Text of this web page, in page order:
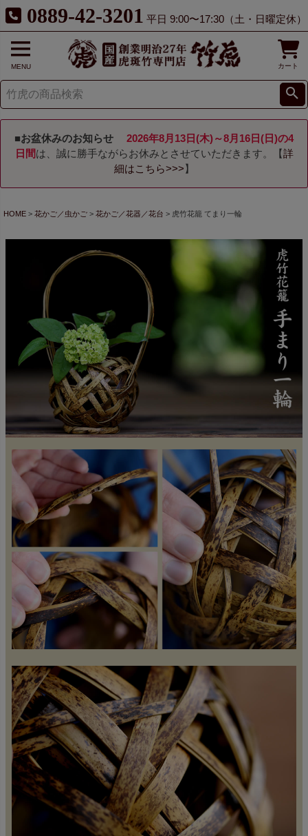
0889-42-3201 平日 9:00〜17:30（土・日曜定休）
MENU カート
■お盆休みのお知らせ
2026年8月13日(木)～8月16日(日)の4
日間は、誠に勝手ながらお休みとさせていただきます。【詳
細はこちら>>> 】
HOME 花かご／虫かご 花かご／花器／花台 虎竹花籠 てまり一輪